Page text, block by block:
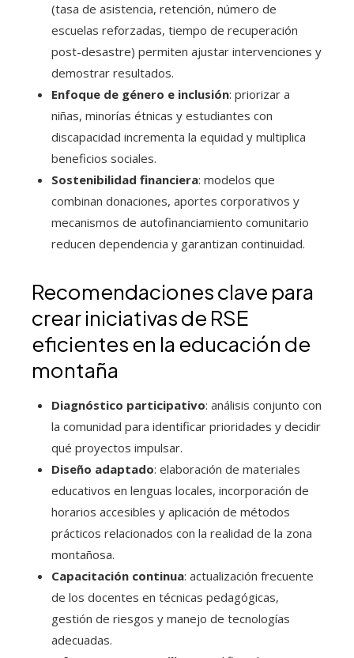
(tasa de asistencia, retención, número de
escuelas reforzadas, tiempo de recuperación
post-desastre) permiten ajustar intervenciones y
demostrar resultados.
Enfoque de género e inclusión: priorizar a
niñas, minorías étnicas y estudiantes con
discapacidad incrementa la equidad y multiplica
beneficios sociales.
Sostenibilidad financiera: modelos que
combinan donaciones, aportes corporativos y
mecanismos de autofinanciamiento comunitario
reducen dependencia y garantizan continuidad.
Recomendaciones clave para
crear iniciativas de RSE
eficientes en la educación de
montaña
Diagnóstico participativo: análisis conjunto con
la comunidad para identificar prioridades y decidir
qué proyectos impulsar.
Diseño adaptado: elaboración de materiales
educativos en lenguas locales, incorporación de
horarios accesibles y aplicación de métodos
prácticos relacionados con la realidad de la zona
montañosa.
Capacitación continua: actualización frecuente
de los docentes en técnicas pedagógicas,
gestión de riesgos y manejo de tecnologías
adecuadas.